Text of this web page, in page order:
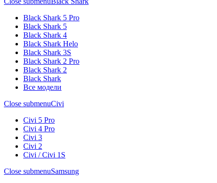
Black Shark 5 Pro
Black Shark 5
Black Shark 4
Black Shark Helo
Black Shark 3S
Black Shark 2 Pro
Black Shark 2
Black Shark
Все модели
Close submenuCivi
Civi 5 Pro
Civi 4 Pro
Civi 3
Civi 2
Civi / Civi 1S
Close submenuSamsung